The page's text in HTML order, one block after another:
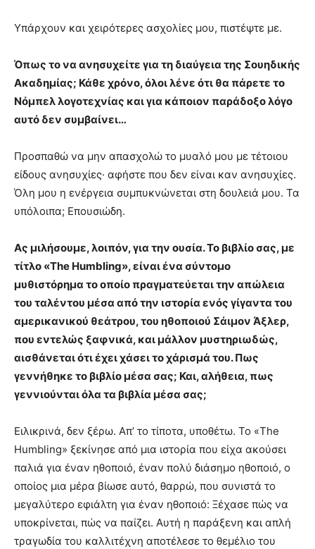
Υπάρχουν και χειρότερες ασχολίες μου, πιστέψτε με.
Όπως το να ανησυχείτε για τη διαύγεια της Σουηδικής
Ακαδημίας; Κάθε χρόνο, όλοι λένε ότι θα πάρετε το
Νόμπελ λογοτεχνίας και για κάποιον παράδοξο λόγο
αυτό δεν συμβαίνει…
Προσπαθώ να μην απασχολώ το μυαλό μου με τέτοιου
είδους ανησυχίες· αφήστε που δεν είναι καν ανησυχίες.
Όλη μου η ενέργεια συμπυκνώνεται στη δουλειά μου. Τα
υπόλοιπα; Επουσιώδη.
Ας μιλήσουμε, λοιπόν, για την ουσία. Το βιβλίο σας, με
τίτλο «The Humbling», είναι ένα σύντομο
μυθιστόρημα το οποίο πραγματεύεται την απώλεια
του ταλέντου μέσα από την ιστορία ενός γίγαντα του
αμερικανικού θεάτρου, του ηθοποιού Σάιμον Άξλερ,
που εντελώς ξαφνικά, και μάλλον μυστηριωδώς,
αισθάνεται ότι έχει χάσει το χάρισμά του. Πως
γεννήθηκε το βιβλίο μέσα σας; Και, αλήθεια, πως
γεννιούνται όλα τα βιβλία μέσα σας;
Ειλικρινά, δεν ξέρω. Απ’ το τίποτα, υποθέτω. Το «The
Humbling» ξεκίνησε από μια ιστορία που είχα ακούσει
παλιά για έναν ηθοποιό, έναν πολύ διάσημο ηθοποιό, ο
οποίος μια μέρα βίωσε αυτό, θαρρώ, που συνιστά το
μεγαλύτερο εφιάλτη για έναν ηθοποιό: Ξέχασε πώς να
υποκρίνεται, πώς να παίζει. Αυτή η παράξενη και απλή
τραγωδία του καλλιτέχνη αποτέλεσε το θεμέλιο του